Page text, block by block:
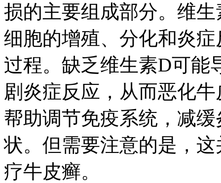
损的主要组成部分。维
细胞的增殖、分化和炎
过程。缺乏维生素D可能
剧炎症反应，从而恶化
帮助调节免疫系统，减
状。但需要注意的是，
疗牛皮癣。